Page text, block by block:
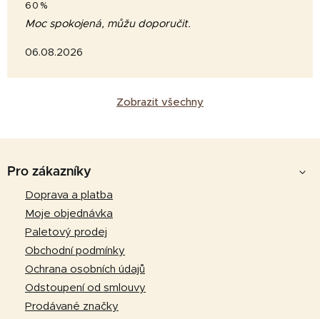
60%
Moc spokojená, můžu doporučit.
06.08.2026
Zobrazit všechny
Pro zákazníky
Doprava a platba
Moje objednávka
Paletový prodej
Obchodní podmínky
Ochrana osobních údajů
Odstoupení od smlouvy
Prodávané značky